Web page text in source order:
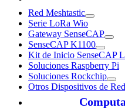
Red Meshtastic
Serie LoRa Wio
Gateway SenseCAP
SenseCAP K1100
Kit de Inicio SenseCAP
Soluciones Raspberry Pi
Soluciones Rockchip
Otros Dispositivos de Red